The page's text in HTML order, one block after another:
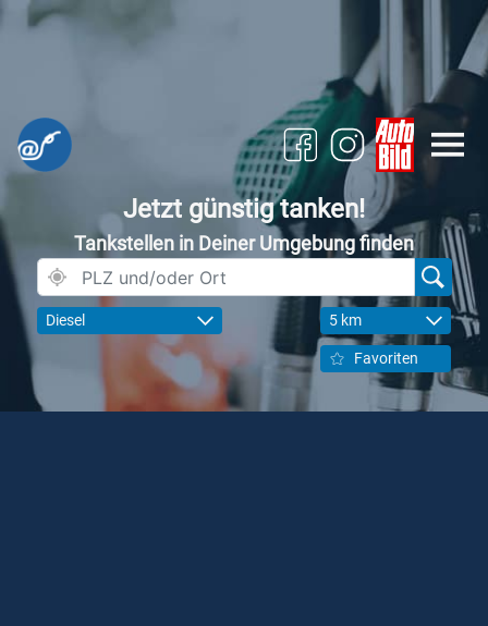
Jetzt günstig tanken!
Tankstellen in Deiner Umgebung finden
Diesel 5 km
Favoriten